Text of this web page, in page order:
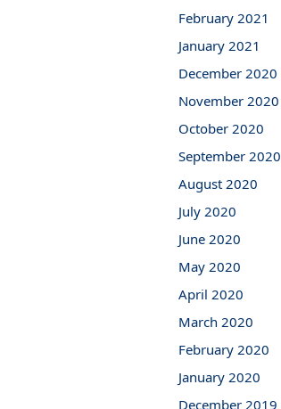
February 2021
January 2021
December 2020
November 2020
October 2020
September 2020
August 2020
July 2020
June 2020
May 2020
April 2020
March 2020
February 2020
January 2020
December 2019